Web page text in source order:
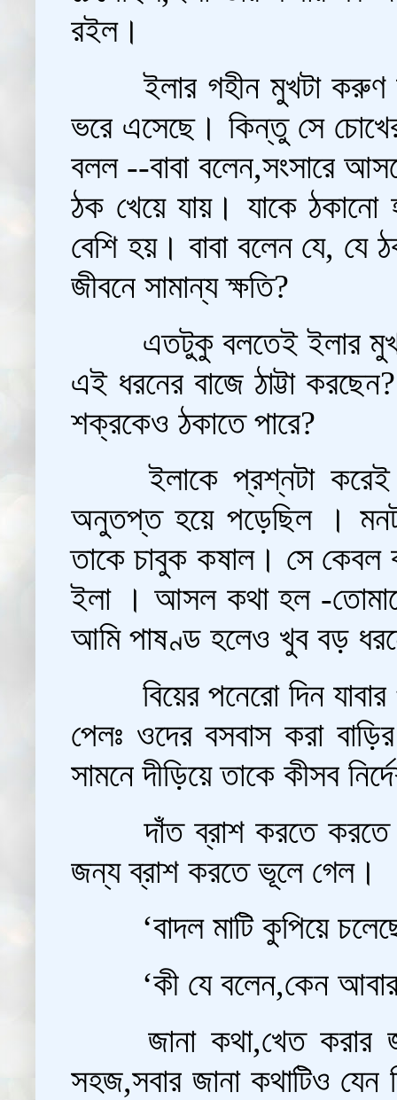
রইল।
ইলার গহীন মুখটা
ভরে এসেছে। কিন্তু সে
বলল --বাবা বলেন,সংসারে
ঠক খেয়ে যায়। যাকে
বেশি হয়। বাবা বলেন যে, যে
জীবনে সামান্য ক্ষতি?
এতটুকু বলতেই ইলার
এই ধরনের বাজে ঠাট্টা
শক্রকেও ঠকাতে পারে?
ইলাকে প্রশ্নটা
অনুতপ্ত হয়ে পড়েছিল ।
তাকে চাবুক কষাল। সে কেবল
ইলা । আসল কথা হল -
আমি পাষণ্ড হলেও খুব বড়
বিয়ের পনেরো দিন
পেলঃ ওদের বসবাস করা
সামনে দীড়িয়ে তাকে কীসব
দাঁত ব্রাশ করতে
জন্য ব্রাশ করতে ভূলে গেল।
‘বাদল মাটি কুপিয়ে
‘কী যে বলেন,কেন
জানা কথা,খেত
সহজ,সবার জানা কথাটিও যেন